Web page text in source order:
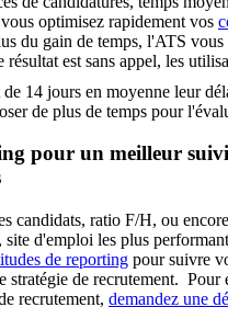
optimisez rapidement vos
du gain de temps, l'ATS vous
résultat est sans appel, les
14 jours en moyenne leur
de plus de temps pour
pour un meilleur
candidats, ratio F/H, ou
site d'emploi les plus
de reporting pour suivre
stratégie de recrutement. Pour
recrutement, demandez une